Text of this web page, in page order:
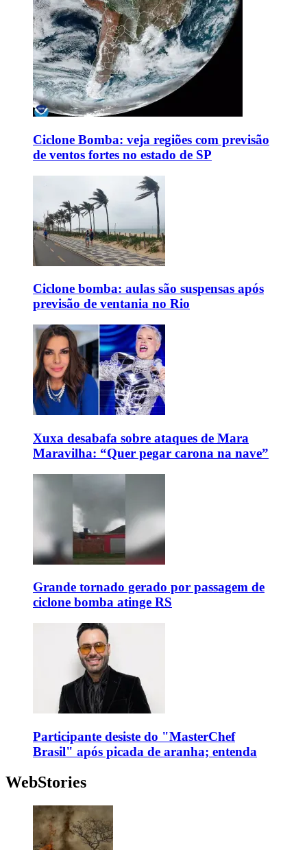
Ciclone Bomba: veja regiões com previsão
de ventos fortes no estado de SP
Ciclone bomba: aulas são suspensas após
previsão de ventania no Rio
Xuxa desabafa sobre ataques de Mara
Maravilha: “Quer pegar carona na nave”
Grande tornado gerado por passagem de
ciclone bomba atinge RS
Participante desiste do "MasterChef
Brasil" após picada de aranha; entenda
WebStories